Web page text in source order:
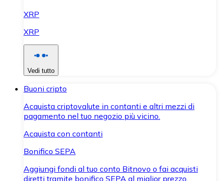
XRP
XRP
Vedi tutto
Buoni cripto
Acquista criptovalute in contanti e altri mezzi di
pagamento nel tuo negozio più vicino.
Acquista con contanti
Bonifico SEPA
Aggiungi fondi al tuo conto Bitnovo o fai acquisti
diretti tramite bonifico SEPA al miglior prezzo.